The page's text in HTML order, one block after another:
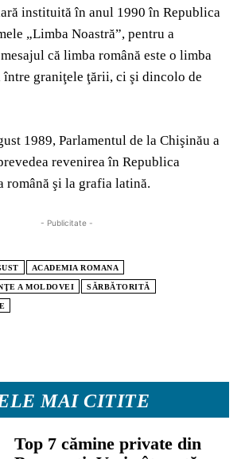
MAI CITITE
Top 7 cămine private din
instituită în anul 1990 în Republica
„Limba Noastră”, pentru a
că limba română este o limba
graniţele ţării, ci şi dincolo de
1989, Parlamentul de la Chişinău a
revenirea în Republica
română şi la grafia latină.
- Publicitate -
ACADEMIA ROMANA
A MOLDOVEI SĂRBĂTORITĂ